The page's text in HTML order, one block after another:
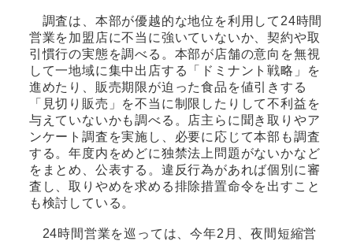
調査は、本部が優越的な地位を利用して24時間
営業を加盟店に不当に強いていないか、契約や取
引慣行の実態を調べる。本部が店舗の意向を無視
して一地域に集中出店する「ドミナント戦略」を
進めたり、販売期限が迫った食品を値引きする
「見切り販売」を不当に制限したりして不利益を
与えていないかも調べる。店主らに聞き取りやア
ンケート調査を実施し、必要に応じて本部も調査
する。年度内をめどに独禁法上問題がないかなど
をまとめ、公表する。違反行為があれば個別に審
査し、取りやめを求める排除措置命令を出すこと
も検討している。
24時間営業を巡っては、今年2月、夜間短縮営